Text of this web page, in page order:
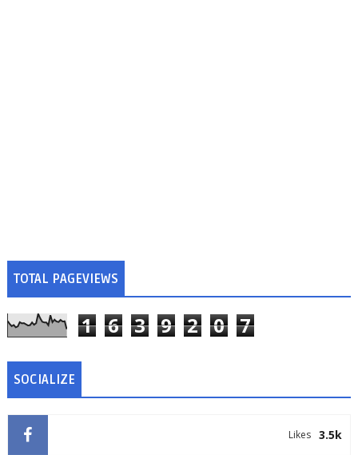
TOTAL PAGEVIEWS
1 6 3 9 2 0 7
SOCIALIZE
3.5k
Likes